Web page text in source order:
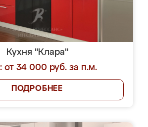
Кухня "Клара"
от 34 000 руб. за п.м.
ПОДРОБНЕЕ